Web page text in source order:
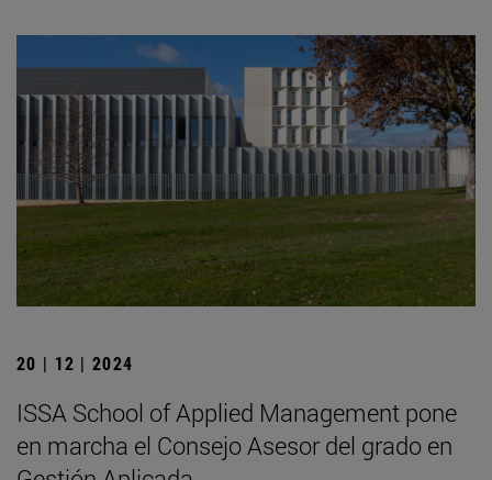
20 | 12 | 2024
ISSA School of Applied Management pone
en marcha el Consejo Asesor del grado en